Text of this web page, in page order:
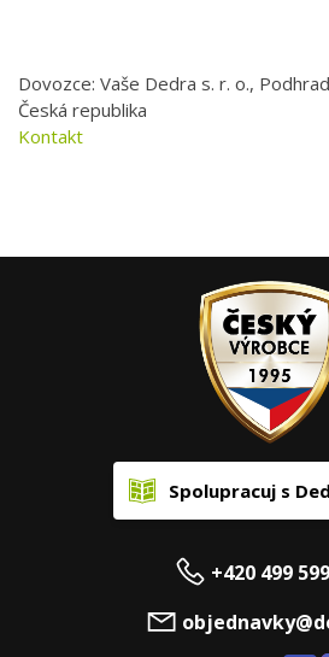
Dovozce: Vaše Dedra s. r. o.,
Česká republika
Kontakt
Spolupracuj s
+420 499